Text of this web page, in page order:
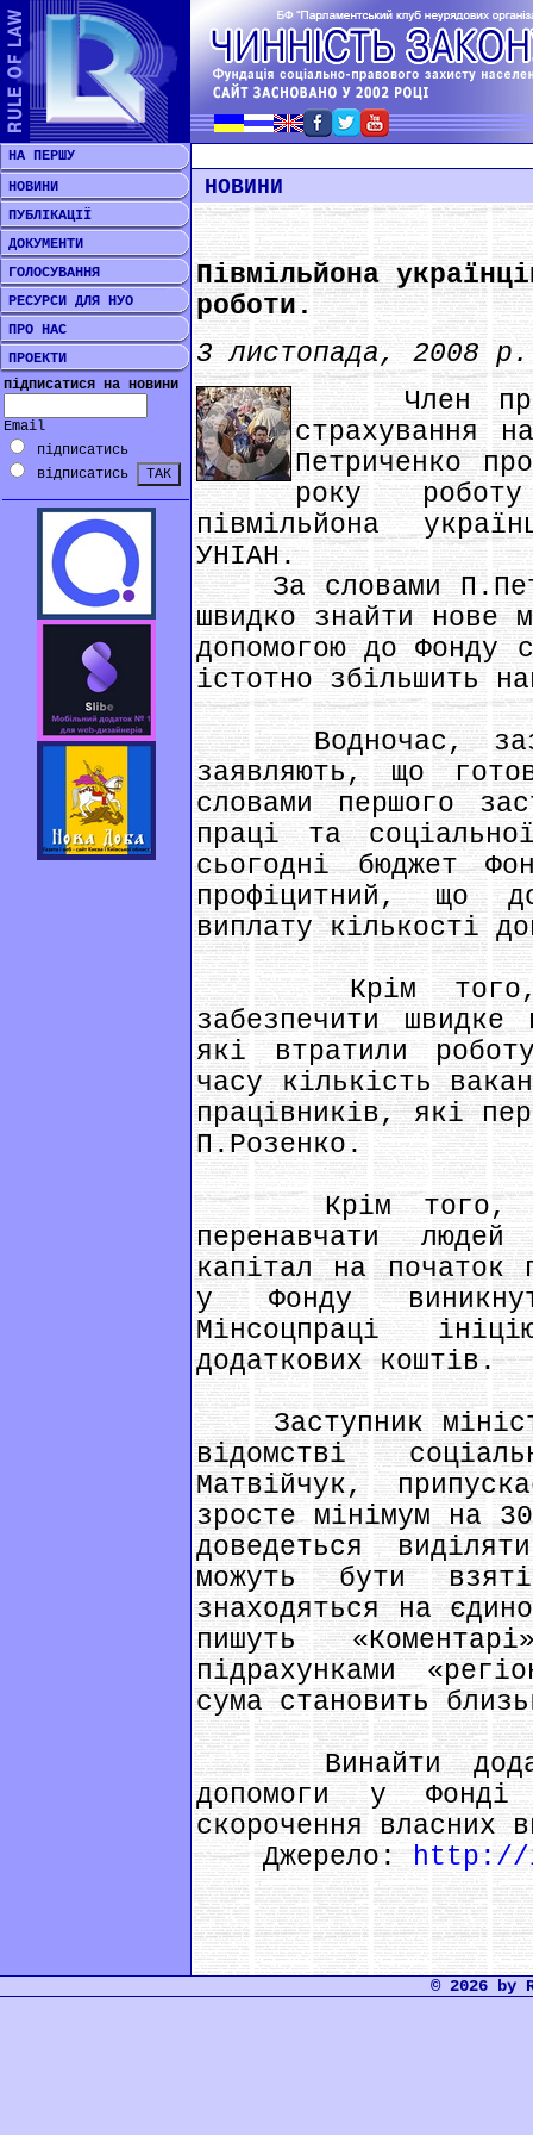
НА ПЕРШУ
НОВИНИ
ПУБЛІКАЦІЇ
ДОКУМЕНТИ
ГОЛОСУВАННЯ
РЕСУРСИ ДЛЯ НУО
ПРО НАС
ПРОЕКТИ
підписатися на новини
Email
підписатись
відписатись
НОВИНИ
Півмільйона
роботи.
3 листопада, 2008 р.
Член
страхування
Петриченко
року
півмільйона
УНІАН.
За словами
швидко знайти нове
допомогою до Фонду
істотно збільшить
Водночас,
заявляють, що
словами першого
праці та
сьогодні бюджет
профіцитний, що
виплату кількості
Крім того,
забезпечити швидке
які втратили
часу кількість
працівників, які
П.Розенко.
Крім того,
перенавчати
капітал на початок
у Фонду
Мінсоцпраці
додаткових коштів.
Заступник
відомстві
Матвійчук,
зросте мінімум на
доведеться
можуть бути
знаходяться на
пишуть
підрахунками
сума становить
Винайти
допомоги у
скорочення власних
Джерело:http://
© 2026 by